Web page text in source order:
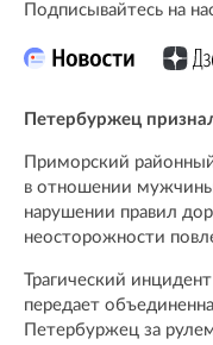
Подписывайтесь на
Петербуржец
Приморский
в отношении
нарушении правил
неосторожности
Трагический
передает
Петербуржец за